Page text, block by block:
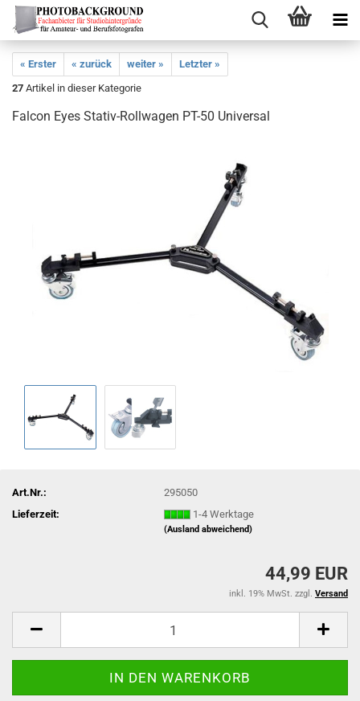
« Erster « zurück weiter »
Letzter »
27 Artikel in dieser Kategorie
Falcon Eyes Stativ-Rollwagen PT-50 Universal
Art.Nr.:
295050
Lieferzeit:
1-4 Werktage
(Ausland abweichend)
44,99 EUR
inkl. 19% MwSt. zzgl. Versand